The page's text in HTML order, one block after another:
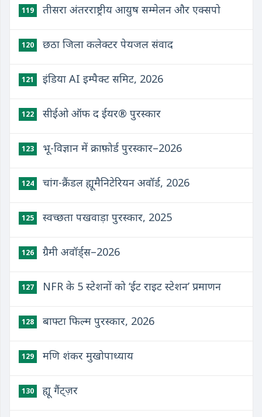
119 तीसरा अंतरराष्ट्रीय आयुष सम्मेलन और एक्सपो
120 छठा जिला कलेक्टर पेयजल संवाद
121 इंडिया AI इम्पैक्ट समिट, 2026
122 सीईओ ऑफ द ईयर® पुरस्कार
123 भू-विज्ञान में क्राफ़ोर्ड पुरस्कार–2026
124 चांग-क्रैंडल ह्यूमैनिटेरियन अवॉर्ड, 2026
125 स्वच्छता पखवाड़ा पुरस्कार, 2025
126 ग्रैमी अवॉर्ड्स–2026
127 NFR के 5 स्टेशनों को ‘ईट राइट स्टेशन’ प्रमाणन
128 बाफ्टा फिल्म पुरस्कार, 2026
129 मणि शंकर मुखोपाध्याय
130 ह्यू गैंट्ज़र